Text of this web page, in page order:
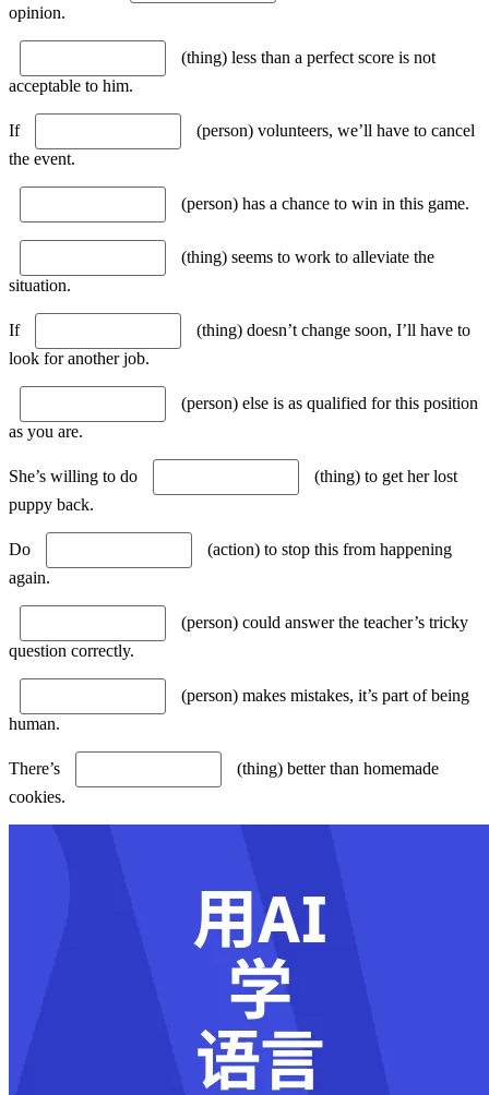
opinion.
(thing) less than a perfect score is not
acceptable to him.
If
(person) volunteers, we’ll have to cancel
the event.
(person) has a chance to win in this game.
(thing) seems to work to alleviate the
situation.
If
(thing) doesn’t change soon, I’ll have to
look for another job.
(person) else is as qualified for this position
as you are.
She’s willing to do
(thing) to get her lost
puppy back.
Do
(action) to stop this from happening
again.
(person) could answer the teacher’s tricky
question correctly.
(person) makes mistakes, it’s part of being
human.
There’s
(thing) better than homemade
cookies.